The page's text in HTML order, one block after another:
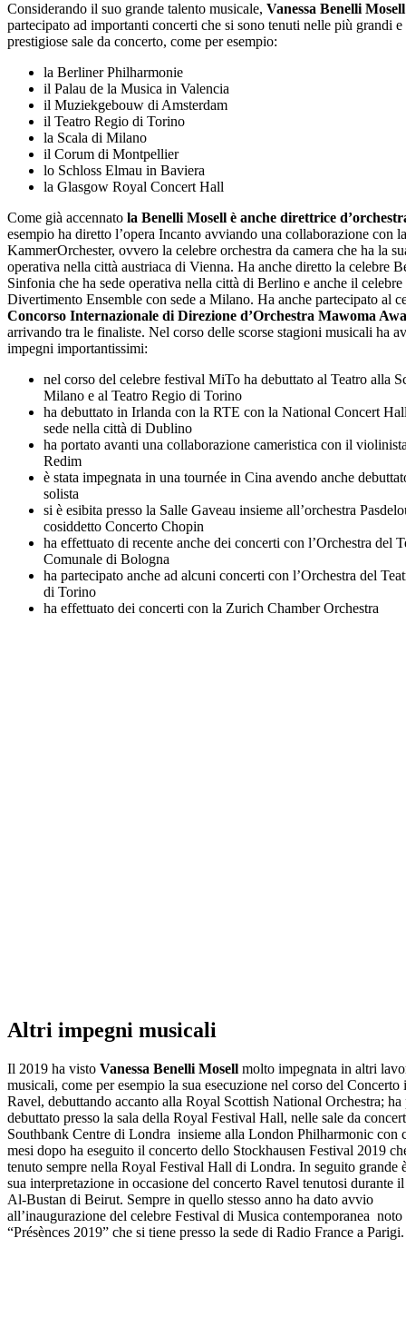
Considerando il suo grande talento musicale, Vanessa Benelli
partecipato ad importanti concerti che si sono tenuti nelle più grandi e
prestigiose sale da concerto, come per esempio:
la Berliner Philharmonie
il Palau de la Musica in Valencia
il Muziekgebouw di Amsterdam
il Teatro Regio di Torino
la Scala di Milano
il Corum di Montpellier
lo Schloss Elmau in Baviera
la Glasgow Royal Concert Hall
Come già accennato la Benelli Mosell è anche direttrice
esempio ha diretto l’opera Incanto avviando una collaborazione con
KammerOrchester, ovvero la celebre orchestra da camera che ha la
operativa nella città austriaca di Vienna. Ha anche diretto la celebre
Sinfonia che ha sede operativa nella città di Berlino e anche il celebre
Divertimento Ensemble con sede a Milano. Ha anche partecipato al
Concorso Internazionale di Direzione d’Orchestra Mawoma
arrivando tra le finaliste. Nel corso delle scorse stagioni musicali ha
impegni importantissimi:
nel corso del celebre festival MiTo ha debuttato al Teatro alla
Milano e al Teatro Regio di Torino
ha debuttato in Irlanda con la RTE con la National Concert
sede nella città di Dublino
ha portato avanti una collaborazione cameristica con il
Redim
è stata impegnata in una tournée in Cina avendo anche
solista
si è esibita presso la Salle Gaveau insieme all’orchestra
cosiddetto Concerto Chopin
ha effettuato di recente anche dei concerti con l’Orchestra del
Comunale di Bologna
ha partecipato anche ad alcuni concerti con l’Orchestra del
di Torino
ha effettuato dei concerti con la Zurich Chamber Orchestra
Altri impegni musicali
Il 2019 ha visto Vanessa Benelli Mosell molto impegnata in altri
musicali, come per esempio la sua esecuzione nel corso del Concerto
Ravel, debuttando accanto alla Royal Scottish National Orchestra; ha
debuttato presso la sala della Royal Festival Hall, nelle sale da
Southbank Centre di Londra insieme alla London Philharmonic con
mesi dopo ha eseguito il concerto dello Stockhausen Festival 2019
tenuto sempre nella Royal Festival Hall di Londra. In seguito grande
sua interpretazione in occasione del concerto Ravel tenutosi durante
Al-Bustan di Beirut. Sempre in quello stesso anno ha dato avvio
all’inaugurazione del celebre Festival di Musica contemporanea noto
“Présènces 2019” che si tiene presso la sede di Radio France a Parigi.